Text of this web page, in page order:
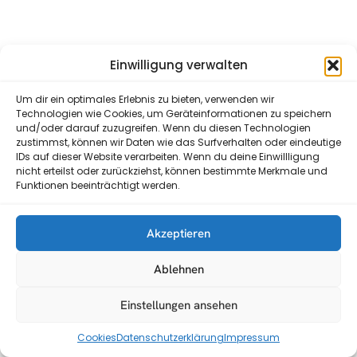
Einwilligung verwalten
Um dir ein optimales Erlebnis zu bieten, verwenden wir
Technologien wie Cookies, um Geräteinformationen zu speichern
und/oder darauf zuzugreifen. Wenn du diesen Technologien
zustimmst, können wir Daten wie das Surfverhalten oder eindeutige
IDs auf dieser Website verarbeiten. Wenn du deine Einwillligung
nicht erteilst oder zurückziehst, können bestimmte Merkmale und
Funktionen beeinträchtigt werden.
Akzeptieren
Ablehnen
Einstellungen ansehen
CookiesDatenschutzerklärungImpressum